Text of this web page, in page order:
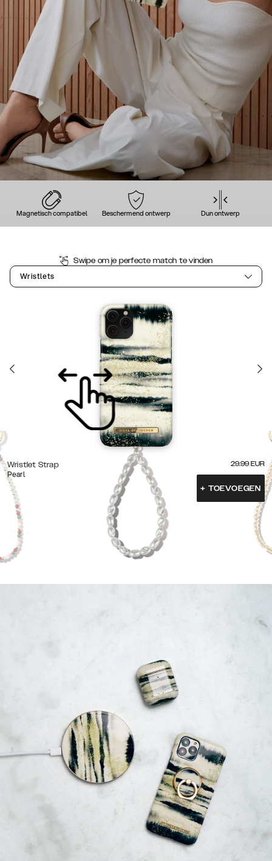
Magnetisch compatibel Beschermend ontwerp Dun ontwerp
Swipe om je perfecte match te vinden
Wristlets
Wristlet Strap
Pearl
29.99 EUR
+ TOEVOEGEN